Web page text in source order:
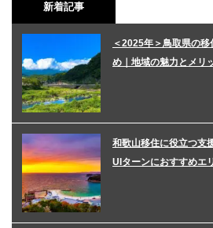
新着記事
＜2025年＞鳥取県の
め｜地域の魅力とメリ
和歌山移住に役立つ支
UIターンにおすすめエ